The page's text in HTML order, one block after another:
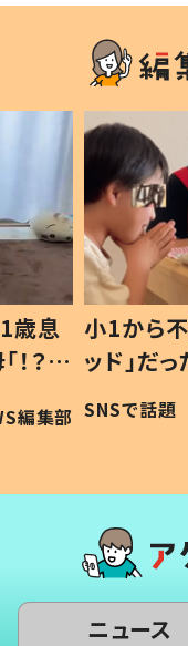
歳息
？」
編集部
小1から
ッド」だ
作り続
#令和の子
SNSで話題
ニュース